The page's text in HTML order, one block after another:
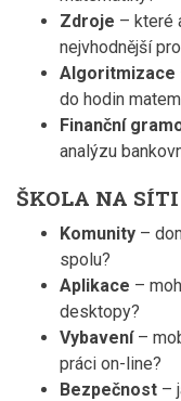
Zdroje – které
nejvhodnější
Algoritmizace
do hodin
Finanční
analýzu
ŠKOLA NA SÍTI
Komunity –
spolu?
Aplikace –
desktopy?
Vybavení –
práci on-line?
Bezpečnost –